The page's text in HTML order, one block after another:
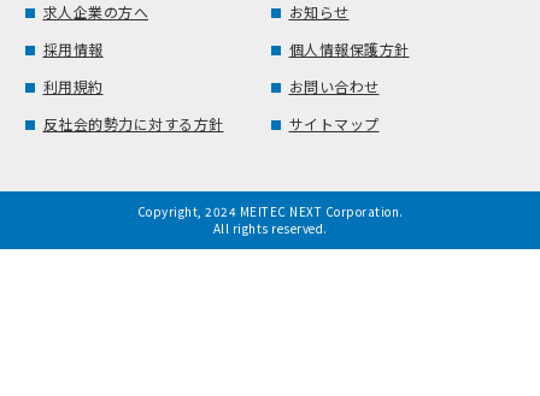
求人企業の方へ
お知らせ
採用情報
個人情報保護方針
利用規約
お問い合わせ
反社会的勢力に対する方針
サイトマップ
Copyright, 2024 MEITEC NEXT Corporation.
All rights reserved.